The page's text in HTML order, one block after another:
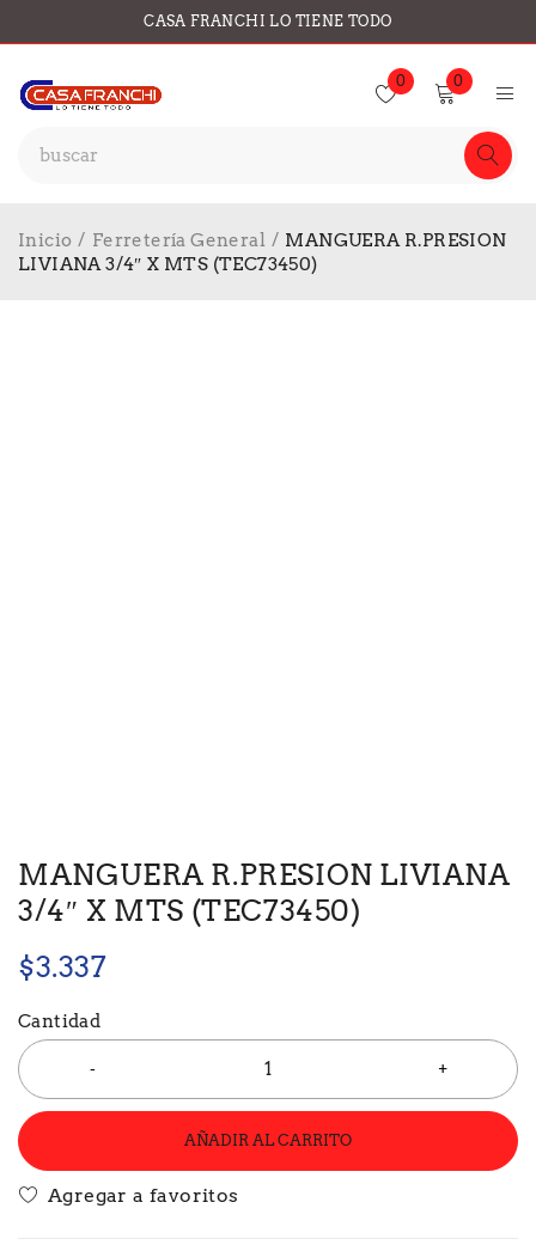
CASA FRANCHI LO TIENE TODO
0 0
Inicio / Ferretería General / MANGUERA R.PRESION
LIVIANA 3/4″ X MTS (TEC73450)
MANGUERA R.PRESION LIVIANA
3/4″ X MTS (TEC73450)
$3.337
Cantidad
AÑADIR AL CARRITO